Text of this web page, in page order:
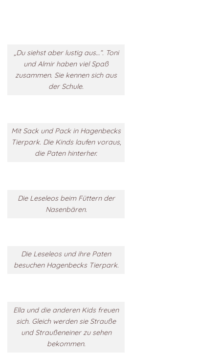
„Du siehst aber lustig aus…“. Toni
und Almir haben viel Spaß
zusammen. Sie kennen sich aus
der Schule.
Mit Sack und Pack in Hagenbecks
Tierpark. Die Kinds laufen voraus,
die Paten hinterher.
Die Leseleos beim Füttern der
Nasenbären.
Die Leseleos und ihre Paten
besuchen Hagenbecks Tierpark.
Ella und die anderen Kids freuen
sich. Gleich werden sie Strauße
und Straußeneiner zu sehen
bekommen.